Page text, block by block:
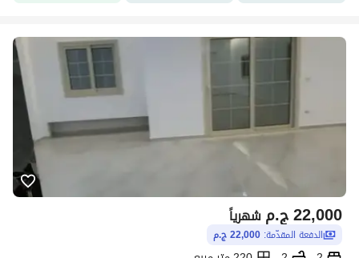
ج.م22,000 شهرياً
الدفعة المقدّمة: 22,000 ج.م